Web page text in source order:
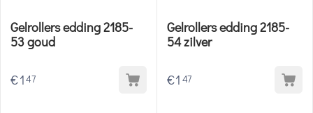
Gelrollers edding 2185-
53 goud
€147
Gelrollers edding 2185-
54 zilver
€1 47